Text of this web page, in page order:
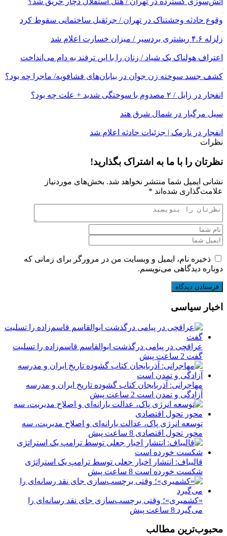
وقوع حادثه وحشتناک در تهران / جرثقیل ساختمانی سقوط کرد
زلزله ۴.۶ ریشتری بردسیر / میزان خسارت اعلام شد
اعتراف هولناک یک شیاد / زنان را با این ترفند به دام می‌انداخت
کشف جسد سوخته زن جوان در بیابان‌های فشافویه/ ماجرا چه بود؟
انفجار در زابل / ۲ مصدوم با سوختگی شدید + علت چه بود؟
سیل مرگبار در شمال شرق هند
انفجار در نارمک | جزئیات حادثه اعلام شد
نظرات
نظرتان را با ما به اشتراک بگذارید!
نشانی ایمیل شما منتشر نخواهد شد. بخش‌های موردنیاز
علامت‌گذاری شده‌اند *
ذخیره نام، ایمیل و وبسایت من در مرورگر برای زمانی که
دوباره دیدگاهی می‌نویسم.
اخبار سیاسی
عراقچی در پیامی درگذشت ابوالقاسم قاسم‌زاده را تسلیت
گفت 2 ساعت پیش
مهاجرانی: آذربایجان کتاب گشوده تاریخ ایران و مدرسه
آزادگی و تمدن است 2 ساعت پیش
توسعه انرژی پاک، عدالت یارانه‌ای و اصلاح مدیریت، سه
محور تحول اقتصادی 8 ساعت پیش
قالیباف: انتشار اخبار جعلی توسط ترامپ یک استراتژی
شکست خورده است 8 ساعت پیش
«کشمیری»؛ وقتی برچسب‌سازی جای نقد رسانه‌ای را
می‌گیرد 8 ساعت پیش
محبوب‌ترین مطالب